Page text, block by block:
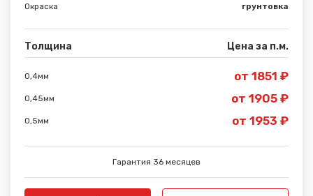
Окраска
грунтовка
Толщина Цена за п.м.
0,4мм от 1851 ₽
0,45мм от 1905 ₽
0,5мм от 1953 ₽
Гарантия 36 месяцев